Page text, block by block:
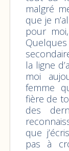
malgré
que je
pour
la ligne
moi
femme
fière de
des
que
pas à